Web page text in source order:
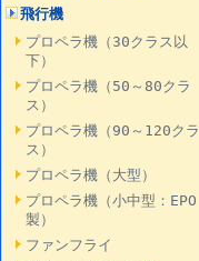
飛行機
プロペラ機（30クラス以
下）
プロペラ機（50～80クラ
ス）
プロペラ機（90～120クラ
ス）
プロペラ機（大型）
プロペラ機（小中型：EPO
製）
ファンフライ